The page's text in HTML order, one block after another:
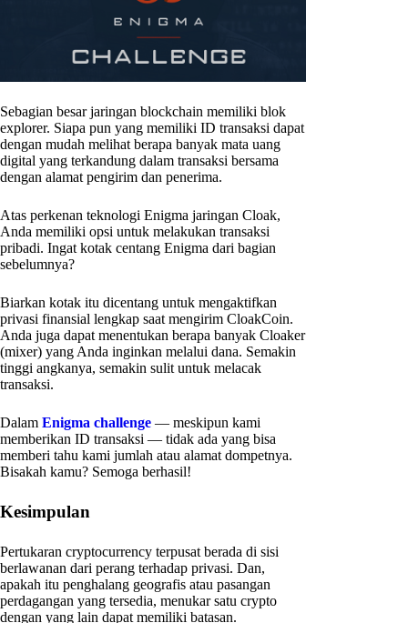
Sebagian besar jaringan blockchain memiliki blok
explorer. Siapa pun yang memiliki ID transaksi dapat
dengan mudah melihat berapa banyak mata uang
digital yang terkandung dalam transaksi bersama
dengan alamat pengirim dan penerima.
Atas perkenan teknologi Enigma jaringan Cloak,
Anda memiliki opsi untuk melakukan transaksi
pribadi. Ingat kotak centang Enigma dari bagian
sebelumnya?
Biarkan kotak itu dicentang untuk mengaktifkan
privasi finansial lengkap saat mengirim CloakCoin.
Anda juga dapat menentukan berapa banyak Cloaker
(mixer) yang Anda inginkan melalui dana. Semakin
tinggi angkanya, semakin sulit untuk melacak
transaksi.
Dalam Enigma challenge — meskipun kami
memberikan ID transaksi — tidak ada yang bisa
memberi tahu kami jumlah atau alamat dompetnya.
Bisakah kamu? Semoga berhasil!
Kesimpulan
Pertukaran cryptocurrency terpusat berada di sisi
berlawanan dari perang terhadap privasi. Dan,
apakah itu penghalang geografis atau pasangan
perdagangan yang tersedia, menukar satu crypto
dengan yang lain dapat memiliki batasan.